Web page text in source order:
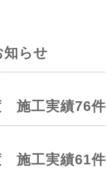
知らせ
施工実績76件
施工実績61件